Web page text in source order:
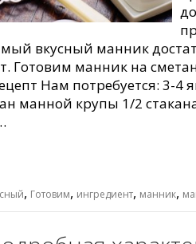
вкусный манник
Готовим манник на
Нам потребуется: 3-4
манной крупы 1/2
, Готовим, ингредиент, манник,